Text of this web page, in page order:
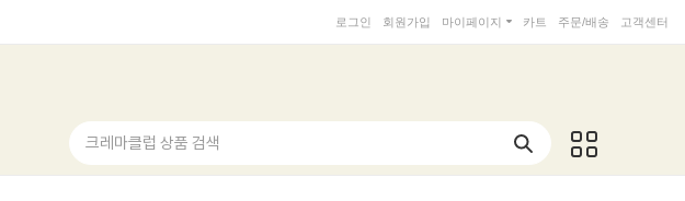
로그인 회원가입 마이페이지 카트 주문/배송 고객센터
크레마클럽 상품 검색